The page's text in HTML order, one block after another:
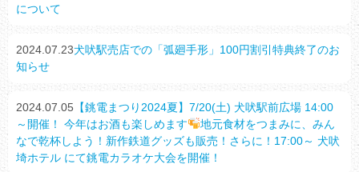
について
2024.07.23犬吠駅売店での「弧廻手形」100円割引特典終了のお
知らせ
2024.07.05 【銚電まつり2024夏】7/20(土) 犬吠駅前広場 14:00
～開催！ 今年はお酒も楽しめます
地元食材をつまみに、みん
なで乾杯しよう！新作鉄道グッズも販売！さらに！17:00～ 犬吠
埼ホテル にて銚電カラオケ大会を開催！